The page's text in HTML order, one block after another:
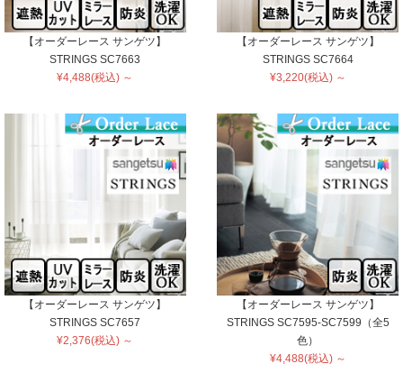
【オーダーレース サンゲツ】
STRINGS SC7663
¥4,488(税込) ～
【オーダーレース サンゲツ】
STRINGS SC7664
¥3,220(税込) ～
【オーダーレース サンゲツ】
STRINGS SC7657
¥2,376(税込) ～
【オーダーレース サンゲツ】
STRINGS SC7595-SC7599（全5
色）
¥4,488(税込) ～